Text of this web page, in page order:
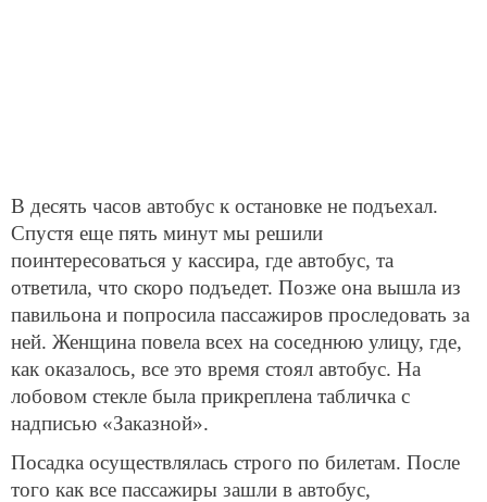
В десять часов автобус к остановке не подъехал.
Спустя еще пять минут мы решили
поинтересоваться у кассира, где автобус, та
ответила, что скоро подъедет. Позже она вышла из
павильона и попросила пассажиров проследовать за
ней. Женщина повела всех на соседнюю улицу, где,
как оказалось, все это время стоял автобус. На
лобовом стекле была прикреплена табличка с
надписью «Заказной».
Посадка осуществлялась строго по билетам. После
того как все пассажиры зашли в автобус,